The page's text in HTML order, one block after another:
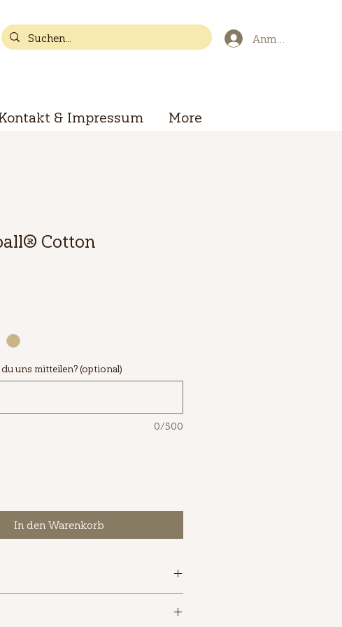
Anmelden
& Impressum More
Cotton
uns mitteilen? (optional)
0/500
In den Warenkorb